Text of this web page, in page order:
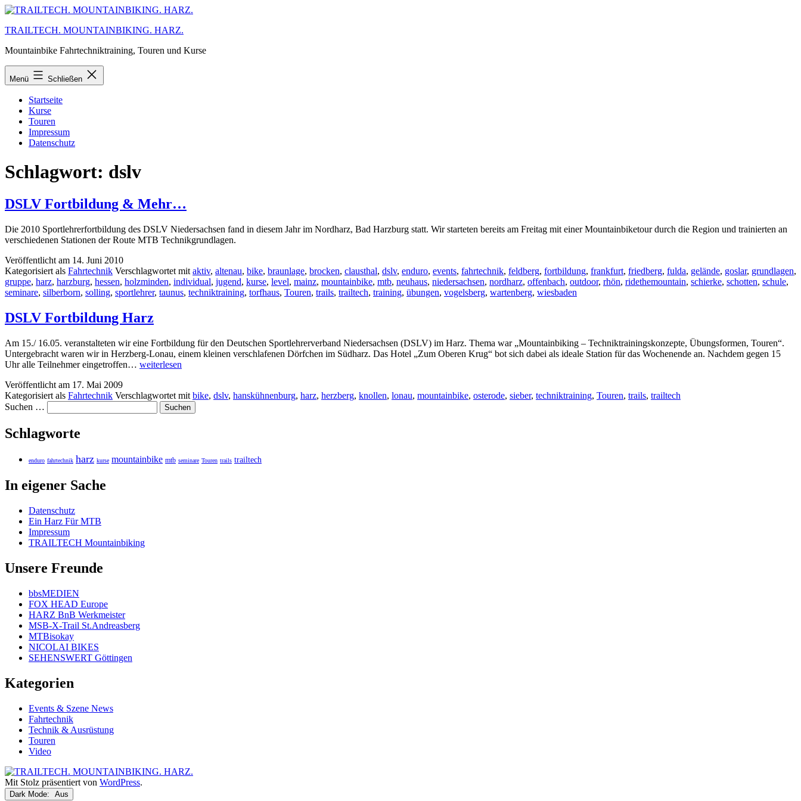
Zum
springen
TRAILTECH. MOUNTAINBIKING. HARZ.
Mountainbike Fahrtechniktraining, Touren und Kurse
Menü Schließen
Startseite
Kurse
Touren
Impressum
Datenschutz
Schlagwort: dslv
DSLV Fortbildung & Mehr…
Die 2010 Sportlehrerfortbildung des DSLV Niedersachsen fand in diesem Jahr im Nordharz, Bad Harzburg statt. Wir starteten bereits am Freitag mit einer Mountainbiketour durch die Region und trainierten an
verschiedenen Stationen der Route MTB Technikgrundlagen.
Veröffentlicht am 14. Juni 2010
Kategorisiert als Fahrtechnik Verschlagwortet mit aktiv, altenau, bike, braunlage, brocken, clausthal, dslv, enduro, events, fahrtechnik, feldberg, fortbildung, frankfurt, friedberg, fulda, gelände, goslar, grundlagen,
gruppe, harz, harzburg, hessen, holzminden, individual, jugend, kurse, level, mainz, mountainbike, mtb, neuhaus, niedersachsen, nordharz, offenbach, outdoor, rhön, ridethemountain, schierke, schotten, schule,
seminare, silberborn, solling, sportlehrer, taunus, techniktraining, torfhaus, Touren, trails, trailtech, training, übungen, vogelsberg, wartenberg, wiesbaden
DSLV Fortbildung Harz
Am 15./ 16.05. veranstalteten wir eine Fortbildung für den Deutschen Sportlehrerverband Niedersachsen (DSLV) im Harz. Thema war „Mountainbiking – Techniktrainingskonzepte, Übungsformen, Touren“.
Untergebracht waren wir in Herzberg-Lonau, einem kleinen verschlafenen Dörfchen im Südharz. Das Hotel „Zum Oberen Krug“ bot sich dabei als ideale Station für das Wochenende an. Nachdem gegen 15
Uhr alle Teilnehmer eingetroffen… DSLV
weiterlesen
Veröffentlicht am 17. Mai 2009
Kategorisiert als Fahrtechnik Verschlagwortet mit bike, dslv, hanskühnenburg, harz, herzberg, knollen, lonau, mountainbike, osterode, sieber, techniktraining, Touren, trails, trailtech
Suchen …
Schlagworte
enduro fahrtechnik harz kurse mountainbike mtb seminare Touren trails trailtech
In eigener Sache
Datenschutz
Ein Harz Für MTB
Impressum
TRAILTECH Mountainbiking
Unsere Freunde
bbsMEDIEN
FOX HEAD Europe
HARZ BnB Werkmeister
MSB-X-Trail St.Andreasberg
MTBisokay
NICOLAI BIKES
SEHENSWERT Göttingen
Kategorien
Events & Szene News
Fahrtechnik
Technik & Ausrüstung
Touren
Video
Mit Stolz präsentiert von WordPress.
Dark Mode: